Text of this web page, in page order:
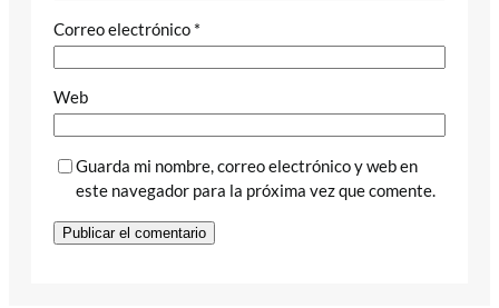
Correo electrónico *
Web
Guarda mi nombre, correo electrónico y web en
este navegador para la próxima vez que comente.